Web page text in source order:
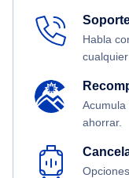
Habla
Acumula
ahorrar.